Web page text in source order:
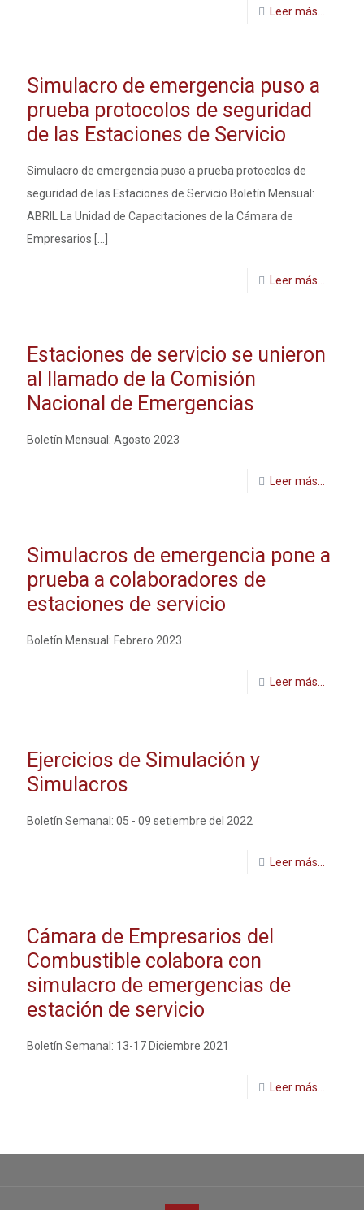
Leer más...
Simulacro de emergencia puso a
prueba protocolos de seguridad
de las Estaciones de Servicio
Simulacro de emergencia puso a prueba protocolos de
seguridad de las Estaciones de Servicio Boletín Mensual:
ABRIL La Unidad de Capacitaciones de la Cámara de
Empresarios
Leer más...
Estaciones de servicio se unieron
al llamado de la Comisión
Nacional de Emergencias
Boletín Mensual: Agosto 2023
Leer más...
Simulacros de emergencia pone a
prueba a colaboradores de
estaciones de servicio
Boletín Mensual: Febrero 2023
Leer más...
Ejercicios de Simulación y
Simulacros
Boletín Semanal: 05 - 09 setiembre del 2022
Leer más...
Cámara de Empresarios del
Combustible colabora con
simulacro de emergencias de
estación de servicio
Boletín Semanal: 13-17 Diciembre 2021
Leer más...